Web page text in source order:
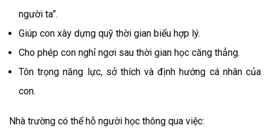
người ta”.
Giúp con xây dựng quỹ thời gian biểu hợp lý.
Cho phép con nghỉ ngơi sau thời gian học căng thẳng.
Tôn trọng năng lực, sở thích và định hướng cá nhân của
con.
Nhà trường có thể hỗ người học thông qua việc: